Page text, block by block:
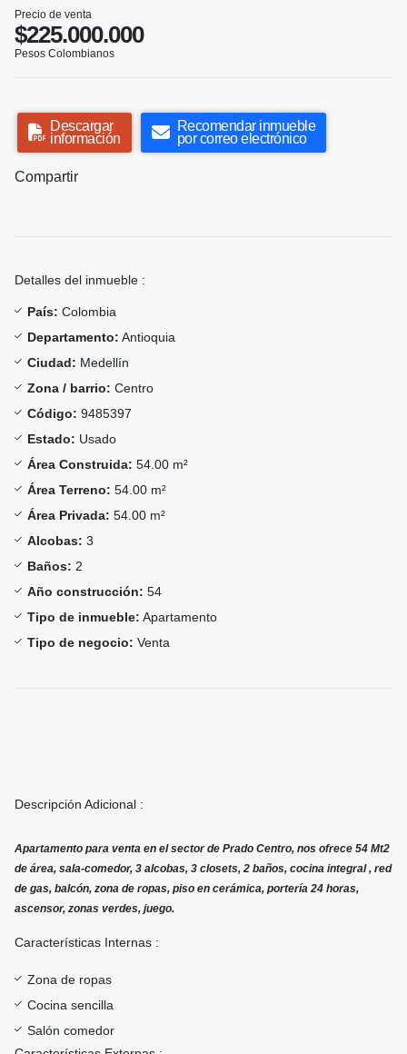
Precio de venta
$225.000.000
Pesos Colombianos
Descargar
información
Recomendar inmueble
por correo electrónico
Compartir
Detalles del inmueble :
País: Colombia
Departamento: Antioquia
Ciudad: Medellín
Zona / barrio: Centro
Código: 9485397
Estado: Usado
Área Construida: 54.00 m²
Área Terreno: 54.00 m²
Área Privada: 54.00 m²
Alcobas: 3
Baños: 2
Año construcción: 54
Tipo de inmueble: Apartamento
Tipo de negocio: Venta
Descripción Adicional :
Apartamento para venta en el sector de Prado Centro, nos ofrece 54 Mt2
de área, sala-comedor, 3 alcobas, 3 closets, 2 baños, cocina integral , red
de gas, balcón, zona de ropas, piso en cerámica, portería 24 horas,
ascensor, zonas verdes, juego.
Características Internas :
Zona de ropas
Cocina sencilla
Salón comedor